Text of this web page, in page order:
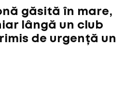
găsită în mare,
lângă un club
de urgență un